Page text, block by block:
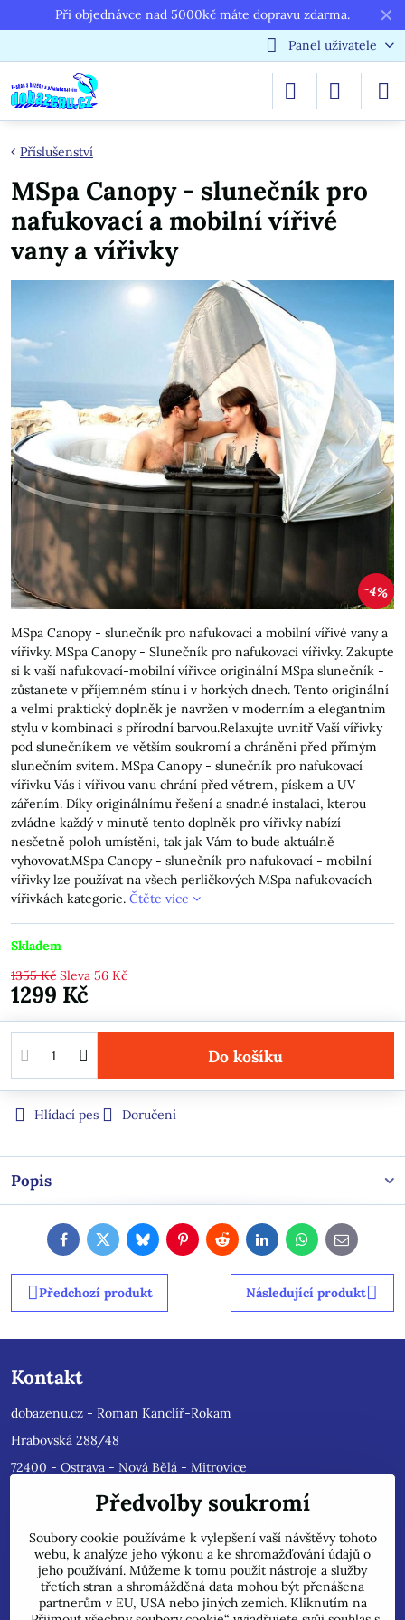
✕
Při objednávce nad 5000kč máte dopravu zdarma.
Panel uživatele
4%
Příslušenství
MSpa Canopy - slunečník pro
nafukovací a mobilní vířivé
vany a vířivky
MSpa Canopy - slunečník pro nafukovací a mobilní vířivé vany a
vířivky. MSpa Canopy - Slunečník pro nafukovací vířivky. Zakupte
si k vaší nafukovací-mobilní vířivce originální MSpa slunečník -
zůstanete v příjemném stínu i v horkých dnech. Tento originální
a velmi praktický doplněk je navržen v moderním a elegantním
stylu v kombinaci s přírodní barvou.Relaxujte uvnitř Vaší vířivky
pod slunečníkem ve větším soukromí a chráněni před přímým
slunečním svitem. MSpa Canopy - slunečník pro nafukovací
vířivku Vás i vířivou vanu chrání před větrem, pískem a UV
zářením. Díky originálnímu řešení a snadné instalaci, kterou
zvládne každý v minutě tento doplněk pro vířivky nabízí
nesčetně poloh umístění, tak jak Vám to bude aktuálně
vyhovovat.MSpa Canopy - slunečník pro nafukovací - mobilní
vířivky lze používat na všech perličkových MSpa nafukovacích
vířivkách kategorie. Čtěte více
Skladem
1355 Kč Sleva 56 Kč
1299 Kč
Do košíku
Hlídací pes Doručení
Popis
FacebookTwitterBlueskyPinterestRedditLinkedInWhatsApp
E-
mail
Předchozí produkt Následující produkt
Kontakt
dobazenu.cz - Roman Kanclíř-Rokam
Hrabovská 288/48
72400 - Ostrava - Nová Bělá - Mitrovice
rokam@seznam.cz
(Prosíme nyní dotazy do mailu, ihned
odpovíme, jsme přetíženi). Reklamace prosíme pouze do mailu,
přepošleme výrobci s dalším řešením.
Jsme plátci DPH.
POZOR !!! Jedná se pouze o INTERNETOVÝ PRODEJ, na uvedené
Předvolby soukromí
Soubory cookie používáme k vylepšení vaší návštěvy tohoto
webu, k analýze jeho výkonu a ke shromažďování údajů o
jeho používání. Můžeme k tomu použít nástroje a služby
třetích stran a shromážděná data mohou být přenášena
partnerům v EU, USA nebo jiných zemích. Kliknutím na